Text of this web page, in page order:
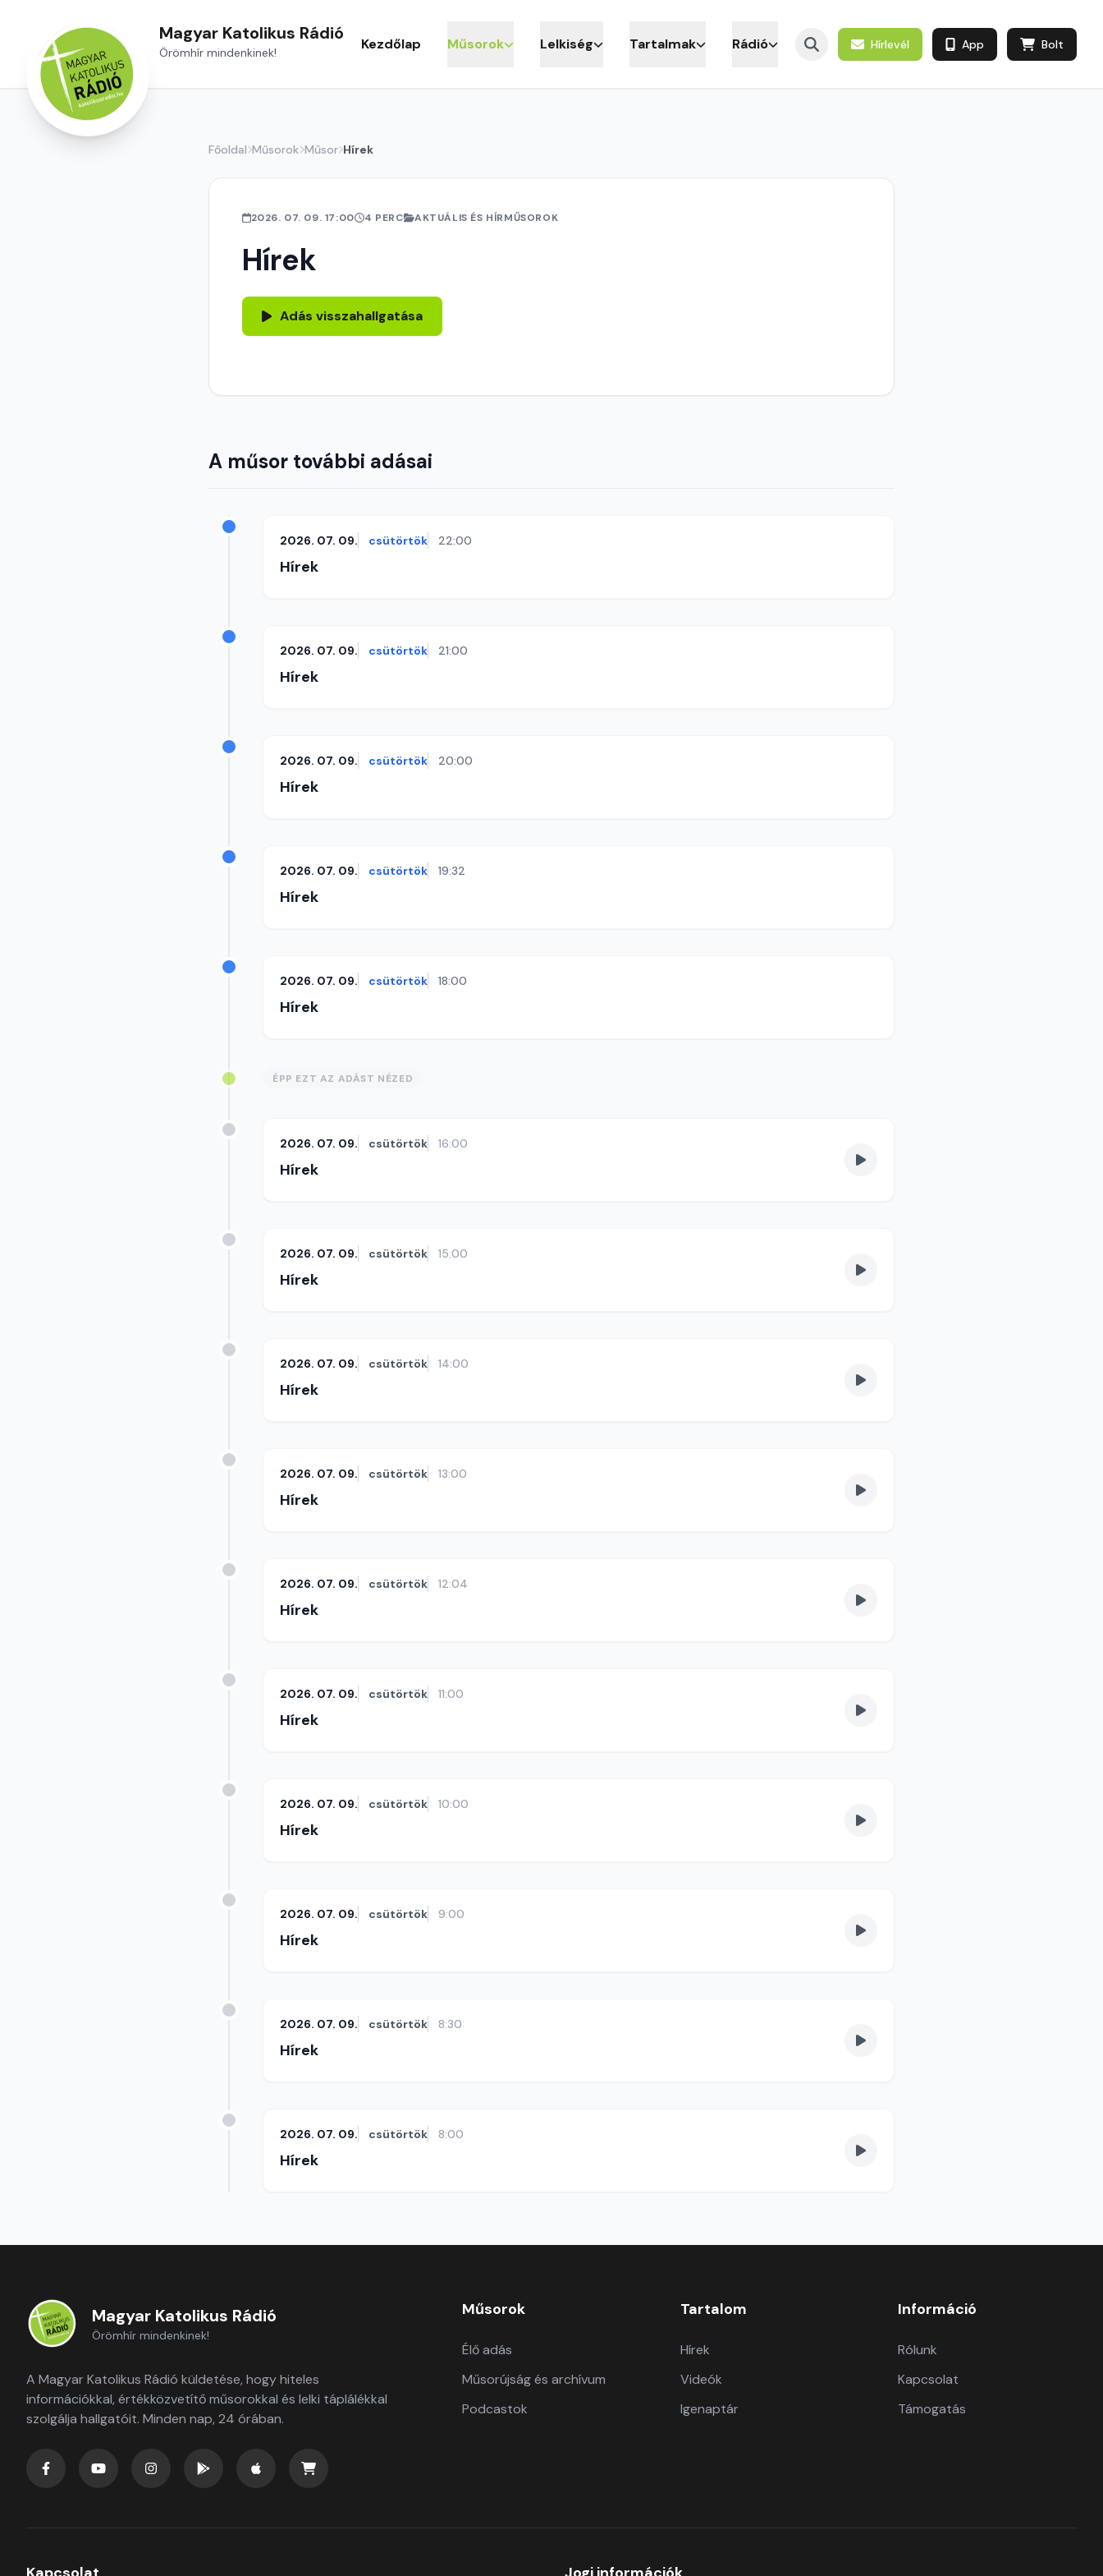
Magyar Katolikus Rádió
Örömhír mindenkinek! Kezdőlap Műsorok Lelkiség Tartalmak Rádió Hírlevél App Bolt
Főoldal Műsorok Műsor Hírek
2026. 07. 09. 17:00 4 PERC AKTUÁLIS ÉS HÍRMŰSOROK
Hírek
Adás visszahallgatása
A műsor további adásai
2026. 07. 09. csütörtök 22:00
Hírek
2026. 07. 09. csütörtök 21:00
Hírek
2026. 07. 09. csütörtök 20:00
Hírek
2026. 07. 09. csütörtök 19:32
Hírek
2026. 07. 09. csütörtök 18:00
Hírek
ÉPP EZT AZ ADÁST NÉZED
2026. 07. 09. csütörtök 16:00
Hírek
2026. 07. 09. csütörtök 15:00
Hírek
2026. 07. 09. csütörtök 14:00
Hírek
2026. 07. 09. csütörtök 13:00
Hírek
2026. 07. 09. csütörtök 12:04
Hírek
2026. 07. 09. csütörtök 11:00
Hírek
2026. 07. 09. csütörtök 10:00
Hírek
2026. 07. 09. csütörtök 9:00
Hírek
2026. 07. 09. csütörtök 8:30
Hírek
2026. 07. 09. csütörtök 8:00
Hírek
Magyar Katolikus Rádió
Örömhír mindenkinek!
A Magyar Katolikus Rádió küldetése, hogy hiteles
információkkal, értékközvetítő műsorokkal és lelki táplálékkal
szolgálja hallgatóit. Minden nap, 24 órában.
Műsorok
Élő adás
Műsorújság és archívum
Podcastok
Tartalom
Hírek
Videók
Igenaptár
Információ
Rólunk
Kapcsolat
Támogatás